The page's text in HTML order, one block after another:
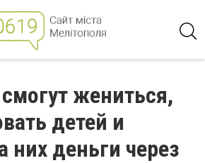
жениться,
детей и
них деньги через